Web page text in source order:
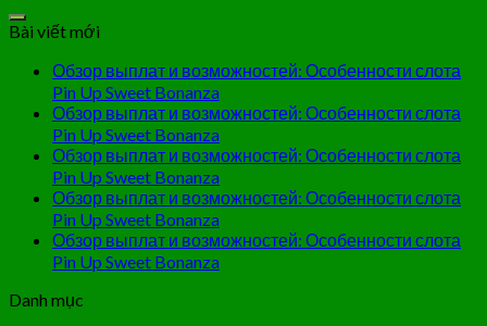
Bài viết mới
Обзор выплат и возможностей: Особенности слота
Pin Up Sweet Bonanza
Обзор выплат и возможностей: Особенности слота
Pin Up Sweet Bonanza
Обзор выплат и возможностей: Особенности слота
Pin Up Sweet Bonanza
Обзор выплат и возможностей: Особенности слота
Pin Up Sweet Bonanza
Обзор выплат и возможностей: Особенности слота
Pin Up Sweet Bonanza
Danh mục